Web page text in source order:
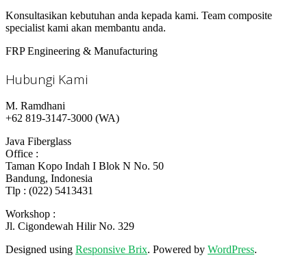
Konsultasikan kebutuhan anda kepada kami. Team composite
specialist kami akan membantu anda.
FRP Engineering & Manufacturing
Hubungi Kami
M. Ramdhani
+62 819-3147-3000 (WA)
Java Fiberglass
Office :
Taman Kopo Indah I Blok N No. 50
Bandung, Indonesia
Tlp : (022) 5413431
Workshop :
Jl. Cigondewah Hilir No. 329
Designed using Responsive Brix. Powered by WordPress.